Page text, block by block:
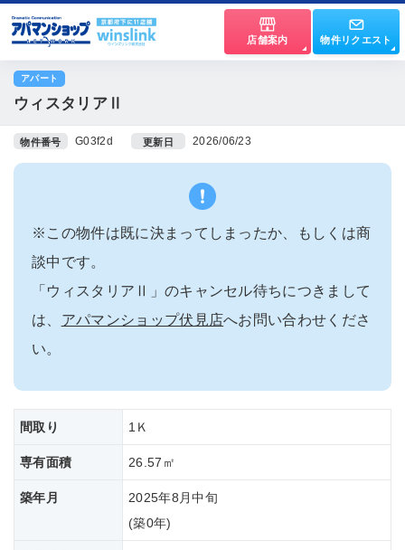
店舗案内 物件リクエスト
アパート
ウィスタリアⅡ
物件番号 G03f2d 更新日 2026/06/23
※この物件は既に決まってしまったか、もしくは商
談中です。
「ウィスタリアⅡ」のキャンセル待ちにつきまして
は、 アパマンショップ伏見店へお問い合わせくださ
い。
間取り 1Ｋ
専有面積 26.57㎡
築年月
2025年8月中旬
(築0年)